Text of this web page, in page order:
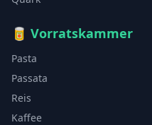
🥫 Vorratskammer
Pasta
Passata
Reis
Kaffee